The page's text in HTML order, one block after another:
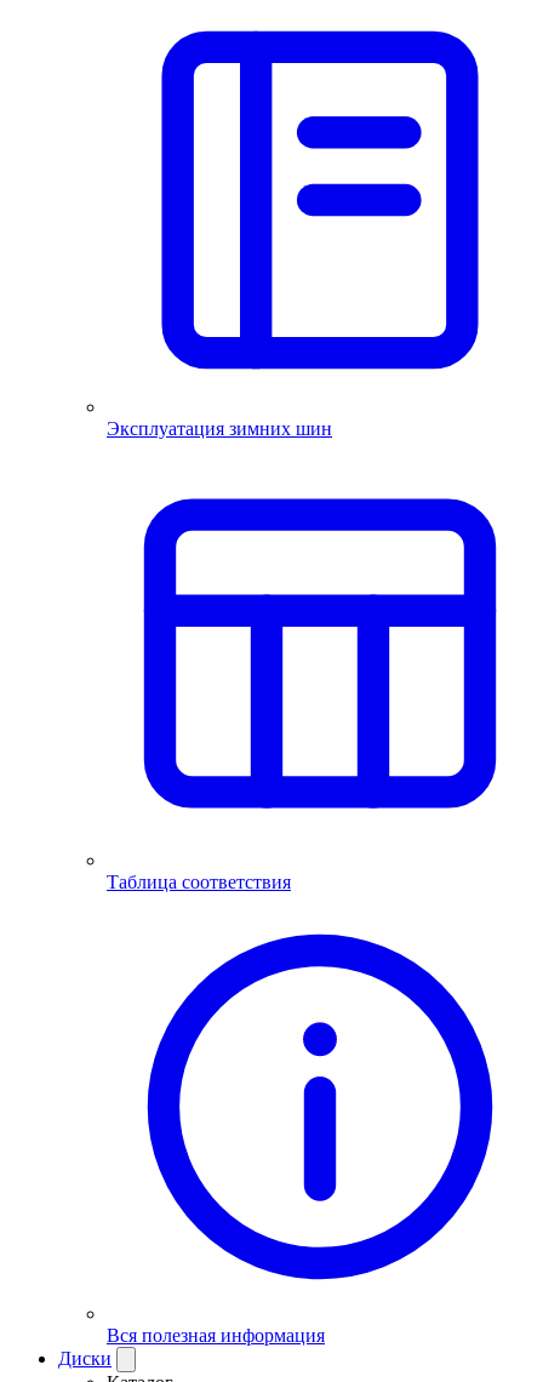
Эксплуатация зимних шин
Таблица соответствия
Вся полезная информация
Диски